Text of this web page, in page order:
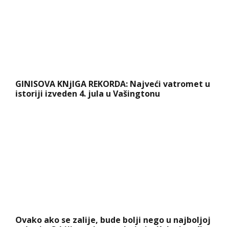
GINISOVA KNjIGA REKORDA: Najveći vatromet u
istoriji izveden 4. jula u Vašingtonu
Ovako ako se zalije, bude bolji nego u najboljoj